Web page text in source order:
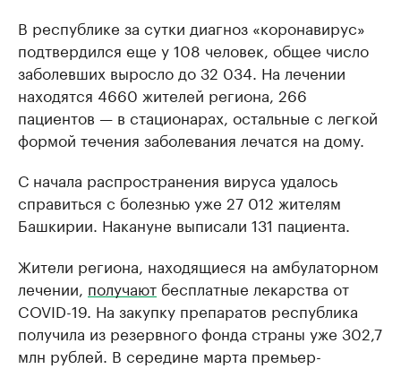
В республике за сутки диагноз «коронавирус»
подтвердился еще у 108 человек, общее число
заболевших выросло до 32 034. На лечении
находятся 4660 жителей региона, 266
пациентов — в стационарах, остальные с легкой
формой течения заболевания лечатся на дому.
С начала распространения вируса удалось
справиться с болезнью уже 27 012 жителям
Башкирии. Накануне выписали 131 пациента.
Жители региона, находящиеся на амбулаторном
лечении, получают бесплатные лекарства от
COVID-19. На закупку препаратов республика
получила из резервного фонда страны уже 302,7
млн рублей. В середине марта премьер-